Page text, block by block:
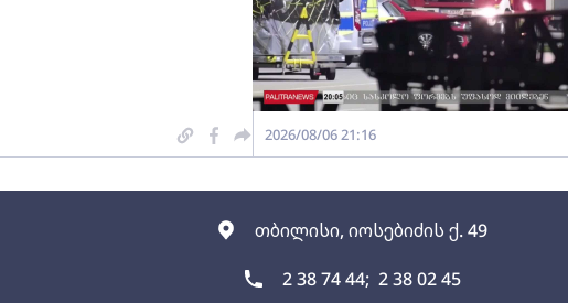
თბილისი, იოსებიძის ქ. 49
2 38 74 44; 2 38 02 45
2026/08/06 21:16